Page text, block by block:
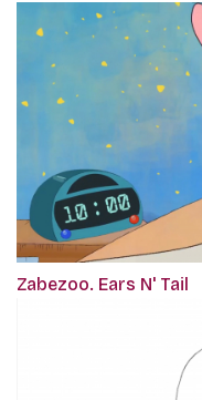
Zabezoo. Ears N' Tail